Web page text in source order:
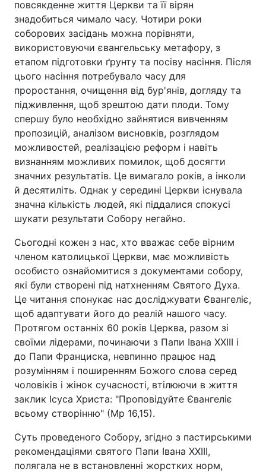
повсякденне життя Церкви та її вірян
знадобиться чимало часу. Чотири роки
соборових засідань можна порівняти,
використовуючи євангельську метафору, з
етапом підготовки ґрунту та посіву насіння. Після
цього насіння потребувало часу для
проростання, очищення від бур'янів, догляду та
підживлення, щоб зрештою дати плоди. Тому
спершу було необхідно зайнятися вивченням
пропозицій, аналізом висновків, розглядом
можливостей, реалізацією реформ і навіть
визнанням можливих помилок, щоб досягти
значних результатів. Це вимагало років, а інколи
й десятиліть. Однак у середині Церкви існувала
значна кількість людей, які піддалися спокусі
шукати результати Собору негайно.
Сьогодні кожен з нас, хто вважає себе вірним
членом католицької Церкви, має можливість
особисто ознайомитися з документами собору,
які були створені під натхненням Святого Духа.
Це читання спонукає нас досліджувати Євангеліє,
щоб адаптувати його до реалій нашого часу.
Протягом останніх 60 років Церква, разом зі
своїми лідерами, починаючи з Папи Івана ХХІІІ і
до Папи Франциска, невпинно працює над
розумінням і поширенням Божого слова серед
чоловіків і жінок сучасності, втілюючи в життя
заклик Ісуса Христа: "Проповідуйте Євангеліє
всьому створінню" (Мр 16,15).
Суть проведеного Собору, згідно з пастирськими
рекомендаціями святого Папи Івана ХХІІІ,
полягала не в встановленні жорстких норм,